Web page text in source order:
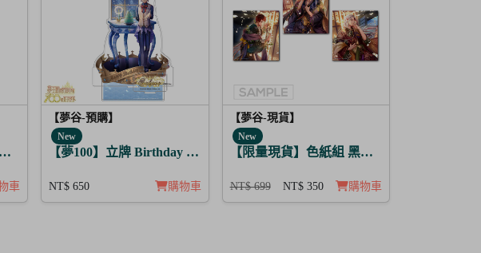
入開謎題的妳施加愛的魔法 堤歐朵爾
車
【夢谷-預購】
New
【夢100】立牌 Birthday Story 修尼 月覺
NT$ 650 購物車
【夢谷-現貨】
New
【限量現貨】色紙組 黑色野獸的咆哮 3入
NT$ 699 NT$ 350 購物車